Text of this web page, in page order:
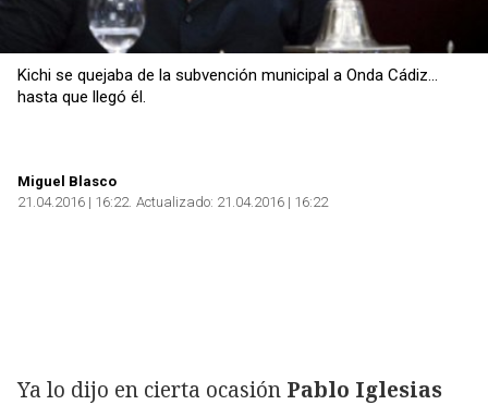
Kichi se quejaba de la subvención municipal a Onda Cádiz...
hasta que llegó él.
Miguel Blasco
21.04.2016 | 16:22 Actualizado: 21.04.2016 | 16:22
Ya lo dijo en cierta ocasión Pablo Iglesias